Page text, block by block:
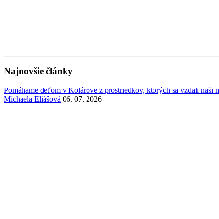
Najnovšie články
Pomáhame deťom v Kolárove z prostriedkov, ktorých sa vzdali naši
Michaela Eliášová 06. 07. 2026